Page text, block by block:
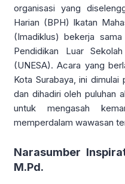
organisasi yang
Harian (BPH) Ikatan
(Imadiklus) bekerja
Pendidikan Luar
(UNESA). Acara yang
Kota Surabaya, ini
dan dihadiri oleh puluhan
untuk mengasah
memperdalam wawasan
Narasumber
M.Pd.